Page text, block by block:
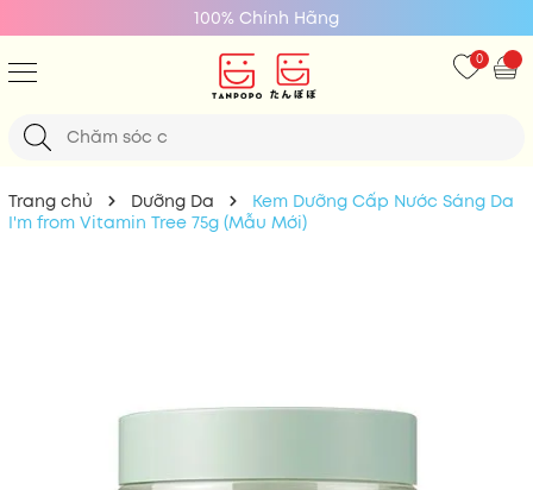
100% Chính Hãng
0
Trang chủ Dưỡng Da
Kem Dưỡng Cấp Nước Sáng Da
I'm from Vitamin Tree 75g (Mẫu Mới)